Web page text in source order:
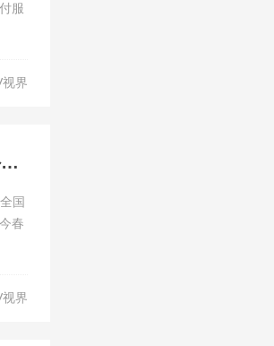
服
界
2021上海车展当红豪车开启全国试驾 高合HiPhi X场内场外高能“来电”
国
春
界